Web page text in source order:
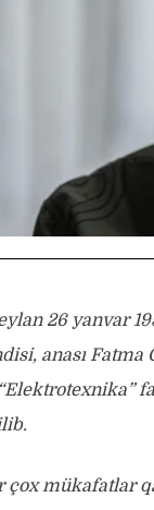
26 yanvar
anası Fatma
mükafatlar